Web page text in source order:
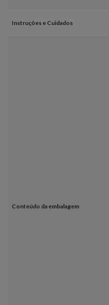
Instruções e Cuidados
Conteúdo da embalagem